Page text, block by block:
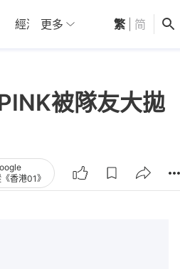
經濟 01深圳 觀點 健康
更多 繁 简
被隊友大拋
香港01》